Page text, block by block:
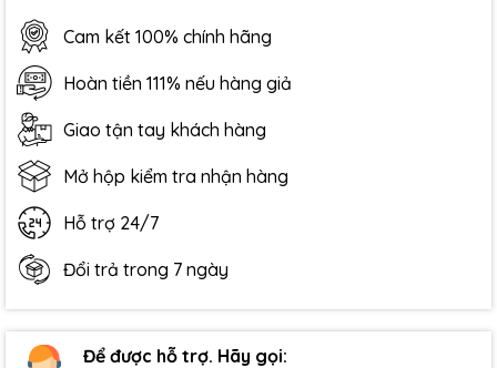
Cam kết 100% chính hãng
Hoàn tiền 111% nếu hàng giả
Giao tận tay khách hàng
Mở hộp kiểm tra nhận hàng
Hỗ trợ 24/7
Đổi trả trong 7 ngày
Để được hỗ trợ. Hãy gọi: